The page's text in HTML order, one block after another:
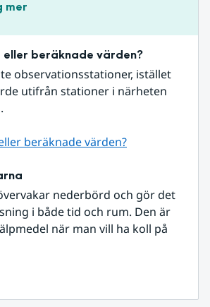
mer
beräknade värden?
observationsstationer, istället
utifrån stationer i närheten
beräknade värden?
nederbörd och gör det
i både tid och rum. Den är
när man vill ha koll på